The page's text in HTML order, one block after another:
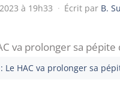
à 19h33 · Écrit par B.
Le HAC va prolonger sa